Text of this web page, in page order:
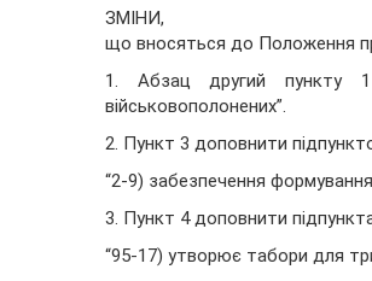
ЗМІНИ,
що вносяться до Положення
1. Абзац другий пункту 1
військовополонених”.
2. Пункт 3 доповнити
“2-9) забезпечення
3. Пункт 4 доповнити
“95-17) утворює табори для